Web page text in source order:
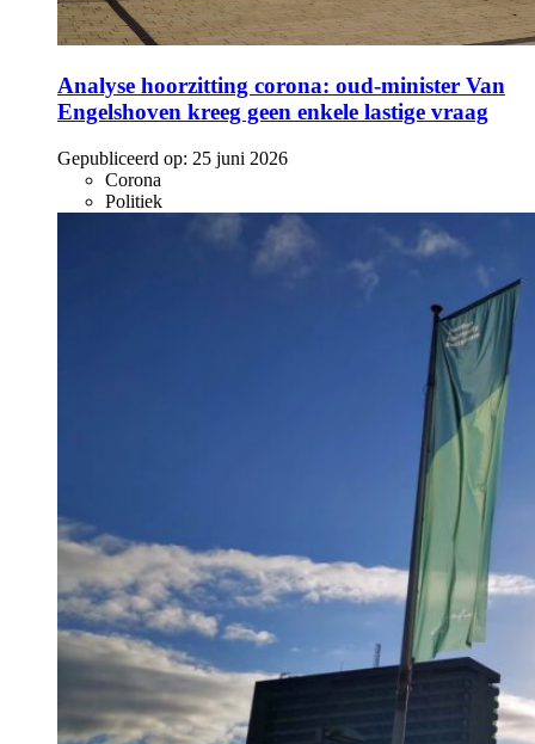
Analyse hoorzitting corona: oud-minister Van
Engelshoven kreeg geen enkele lastige vraag
Gepubliceerd op: 25 juni 2026
Corona
Politiek